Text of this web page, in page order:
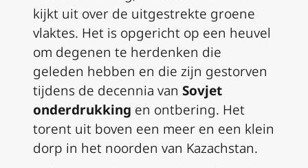
kijkt uit over de uitgestrekte groene
vlaktes. Het is opgericht op een heuvel
om degenen te herdenken die
geleden hebben en die zijn gestorven
tijdens de decennia van Sovjet
onderdrukking en ontbering. Het
torent uit boven een meer en een klein
dorp in het noorden van Kazachstan.